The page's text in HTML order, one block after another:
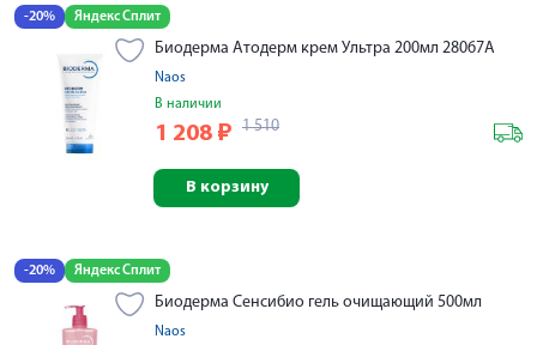
-20% Яндекс Сплит
Биодерма Атодерм крем Ультра 200мл 28067A
Naos
В наличии
1 208 ₽ 1 510
В корзину
-20% Яндекс Сплит
Биодерма Сенсибио гель очищающий 500мл
Naos